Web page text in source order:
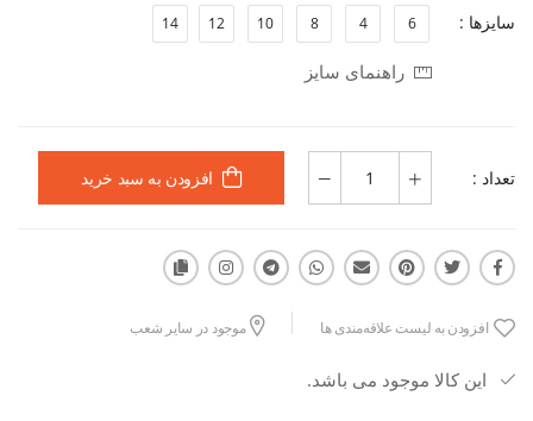
سایزها : 6
4
8
10
12
14
راهنمای سایز
تعداد : افزودن به سبد خرید
افزودن به لیست علاقه‌مندی ها موجود در سایر شعب
این کالا موجود می باشد.